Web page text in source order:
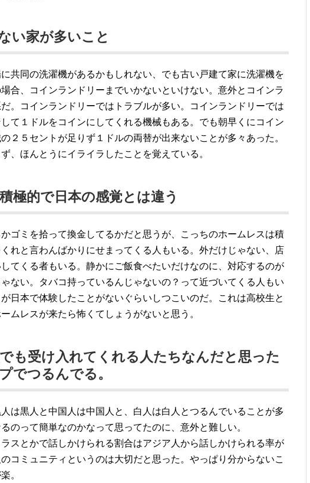
い家が多いこと
共同の洗濯機があるかもしれない、でも古い戸建て家に洗濯機を
合、コインランドリーまでいかないといけない。意外とコインラ
。コインランドリーではトラブルが多い。コインランドリーでは
て１ドルをコインにしてくれる機械もある。でも朝早くにコイン
２５セントが足りず１ドルの両替が出来ないことが多々あった。
、ほんとうにイライラしたことを覚えている。
極的で日本の感覚とは違う
ゴミを拾って換金してるかだと思うが、こっちのホームレスは積
れと言わんばかりにせまってくる人もいる。外だけじゃない、店
てくる者もいる。静かにご飯食べたいだけなのに、対応するのが
ない。タバコ持っているんじゃないの？って近づいてくる人もい
日本で体験したことがないぐらいしつこいのだ。これは高校生と
ムレスが来たら怖くてしょうがないと思う。
も受け入れてくれる人たちなんだと思った
でつるんでる。
は黒人と中国人は中国人と、白人は白人とつるんでいることが多
のって簡単なのかなって思ってたのに、意外と難しい。
スとかで話しかけられる割合はアジア人から話しかけられる率が
コミュニティというのは大切だと思った。やっぱり分からないこ
。